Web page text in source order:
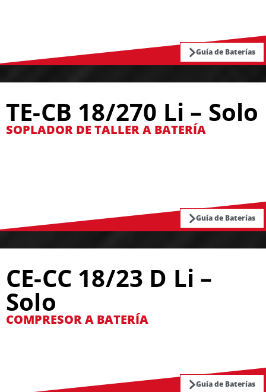
Guía de Baterías
TE-CB 18/270 Li – Solo
SOPLADOR DE TALLER A BATERÍA
Guía de Baterías
CE-CC 18/23 D Li –
Solo
COMPRESOR A BATERÍA
Guía de Baterías